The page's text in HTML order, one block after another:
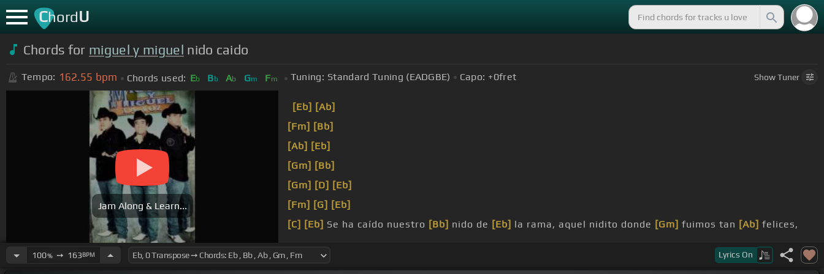
ChordU
Chords for miguel y miguel nido caido
Tempo: 162.55 bpm Chords used: Eb Bb Ab Gm Fm Tuning: Standard Tuning (EADGBE) Capo: +0fret ShowTuner
Jam Along & Learn...
[Eb] [Ab]
[Fm] [Bb]
[Ab] [Eb]
[Gm] [Bb]
[Gm] [D] [Eb]
[Fm] [G] [Eb]
[C] [Eb] Se ha caído nuestro [Bb] nido de [Eb] la rama, aquel nidito donde [Gm] fuimos tan [Ab] felices,
100%➙ 163BPM Lyrics On